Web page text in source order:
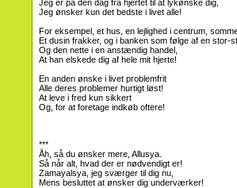
Jeg er på den dag fra hjertet til at lykønske dig,
Jeg ønsker kun det bedste i livet alle!
For eksempel, et hus, en lejlighed i centrum,
Et dusin frakker, og i banken som følge af en stor-
Og den nette i en anstændig handel,
At han elskede dig af hele mit hjerte!
En anden ønske i livet problemfrit
Alle deres problemer hurtigt løst!
At leve i fred kun sikkert
Og, for at foretage indkøb oftere!
***
Åh, så du ønsker mere, Allusya.
Så når alt, hvad der er nødvendigt er!
Zamayalsya, jeg sværger til dig nu,
Mens besluttet at ønsker dig underværker!